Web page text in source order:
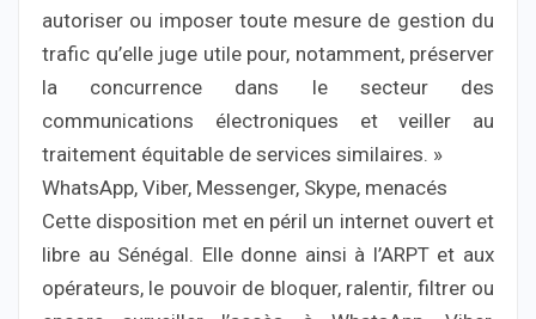
autoriser ou imposer toute mesure de gestion du
trafic qu’elle juge utile pour, notamment, préserver
la concurrence dans le secteur des
communications électroniques et veiller au
traitement équitable de services similaires. »
WhatsApp, Viber, Messenger, Skype, menacés
Cette disposition met en péril un internet ouvert et
libre au Sénégal. Elle donne ainsi à l’ARPT et aux
opérateurs, le pouvoir de bloquer, ralentir, filtrer ou